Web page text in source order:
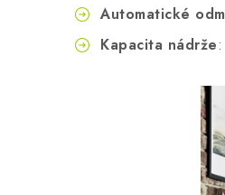
Automatické
Kapacita nádrže